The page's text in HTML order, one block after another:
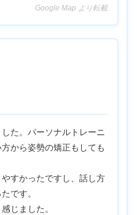
Google Map より転載
た。パーソナルトレーニ
から姿勢の矯正もしても
すかったですし、話し方
です。
じました。